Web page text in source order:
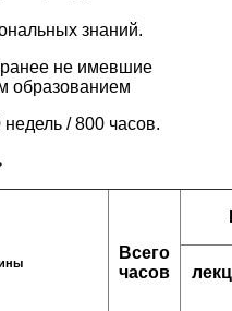
знаний.
не имевшие
образованием
/ 800 часов.
Всего
часов